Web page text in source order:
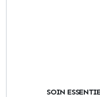
SOIN